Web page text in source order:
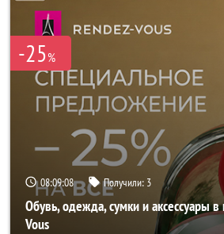
-25%
08:09:06 Получили: 3
Обувь, одежда, сумки и аксессуары в
Vous